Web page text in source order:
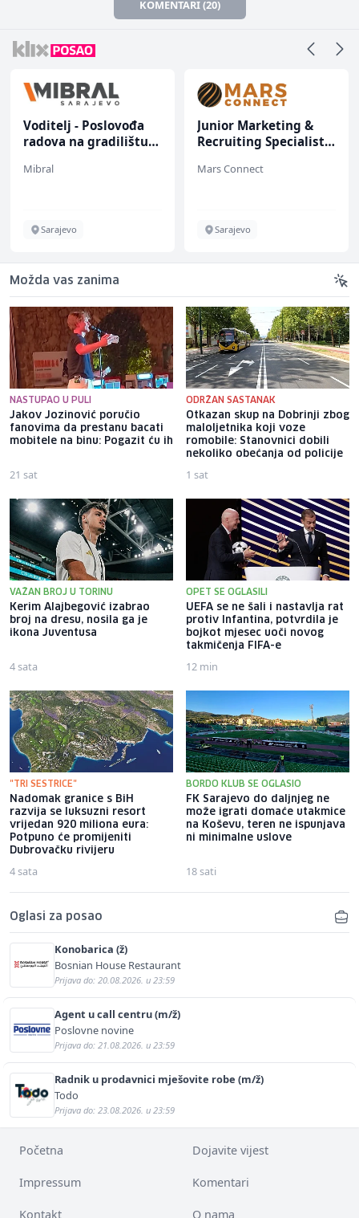
KOMENTARI (20)
Voditelj - Poslovođa
radova na gradilištu
Mibral
Sarajevo
Junior Marketing &
Recruiting Specialist
Mars Connect
Sarajevo
Možda vas zanima
NASTUPAO U PULI
Jakov Jozinović poručio
fanovima da prestanu bacati
mobitele na binu: Pogazit ću ih
21 sat
ODRŽAN SASTANAK
Otkazan skup na Dobrinji zbog
maloljetnika koji voze
romobile: Stanovnici dobili
nekoliko obećanja od policije
1 sat
VAŽAN BROJ U TORINU
Kerim Alajbegović izabrao
broj na dresu, nosila ga je
ikona Juventusa
4 sata
OPET SE OGLASILI
UEFA se ne šali i nastavlja rat
protiv Infantina, potvrdila je
bojkot mjesec uoči novog
takmičenja FIFA-e
12 min
"TRI SESTRICE"
Nadomak granice s BiH
razvija se luksuzni resort
vrijedan 920 miliona eura:
Potpuno će promijeniti
Dubrovačku rivijeru
4 sata
BORDO KLUB SE OGLASIO
FK Sarajevo do daljnjeg ne
može igrati domaće utakmice
na Koševu, teren ne ispunjava
ni minimalne uslove
18 sati
Oglasi za posao
Konobarica (ž)
Bosnian House Restaurant
Prijava do: 20.08.2026. u 23:59
Agent u call centru (m/ž)
Poslovne novine
Prijava do: 21.08.2026. u 23:59
Radnik u prodavnici mješovite robe (m/ž)
Todo
Prijava do: 23.08.2026. u 23:59
Početna Dojavite vijest
Impressum Komentari
Kontakt O nama